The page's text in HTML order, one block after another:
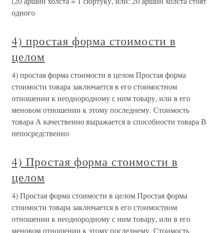
одного
4) простая форма стоимости в
целом
4) простая форма стоимости в целом Простая форма
стоимости товара заключается в его стоимостном
отношении к неоднородному с ним товару, или в его
меновом отношении к этому последнему. Стоимость
товара А качественно выражается в способности товара В
непосредственно
4) Простая форма стоимости в
целом
4) Простая форма стоимости в целом Простая форма
стоимости товара заключается в его стоимостном
отношении к неоднородному с ним товару, или в его
меновом отношении к этому последнему. Стоимость